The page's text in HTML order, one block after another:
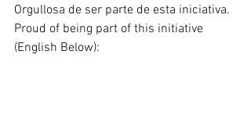
Orgullosa de ser parte de esta iniciativa.
Proud of being part of this initiative
(English Below):